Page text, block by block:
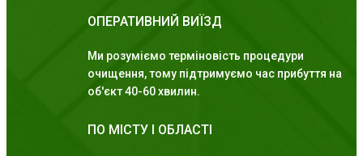
ОПЕРАТИВНИЙ ВИЇЗД
Ми розуміємо терміновість процедури
очищення, тому підтримуємо час прибуття на
об'єкт 40-60 хвилин.
ПО МІСТУ І ОБЛАСТІ